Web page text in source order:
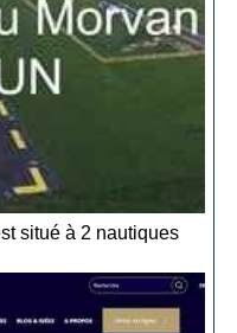
situé à 2 nautiques